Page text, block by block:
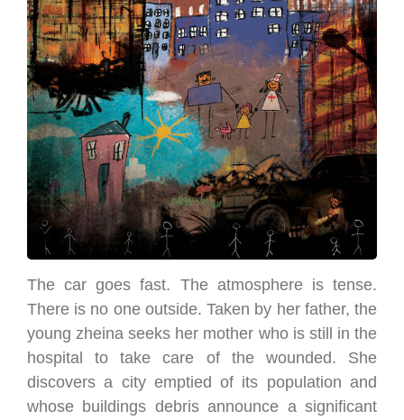
The car goes fast. The atmosphere is tense.
There is no one outside. Taken by her father, the
young zheina seeks her mother who is still in the
hospital to take care of the wounded. She
discovers a city emptied of its population and
whose buildings debris announce a significant